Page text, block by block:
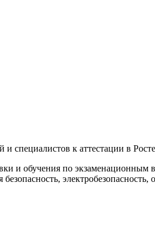
специалистов к аттестации в
и обучения по